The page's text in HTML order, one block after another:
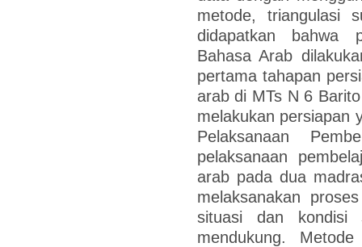
metode, triangulasi
didapatkan bahwa
Bahasa Arab
pertama tahapan
arab di MTs N 6
melakukan persiapan
Pelaksanaan
pelaksanaan
arab pada dua
melaksanakan
situasi dan kondisi
mendukung.